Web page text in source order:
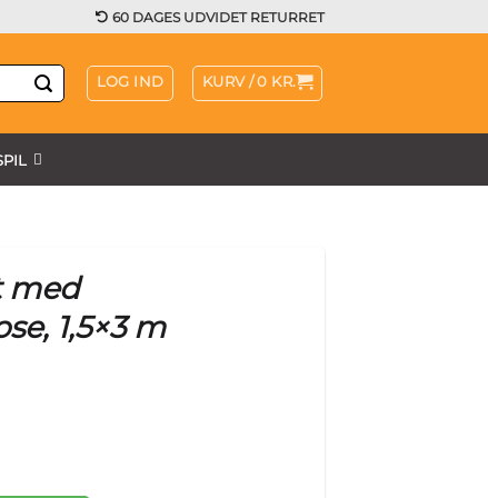
60 DAGES UDVIDET RETURRET
LOG IND KURV /0 KR.
med
1,5×3 m